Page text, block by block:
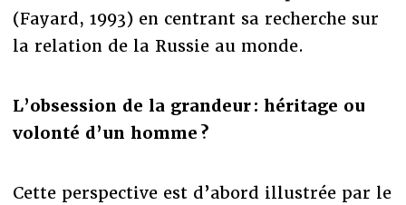
(Fayard, 1993) en centrant sa recherche sur
la relation de la Russie au monde.
L’obsession de la grandeur : héritage ou
volonté d’un homme ?
Cette perspective est d’abord illustrée par le